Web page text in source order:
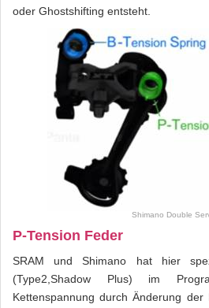
oder Ghostshifting entsteht.
Shimano Double
P-Tension Feder
SRAM und Shimano hat hier
(Type2,Shadow Plus) im
Kettenspannung durch Änderung der